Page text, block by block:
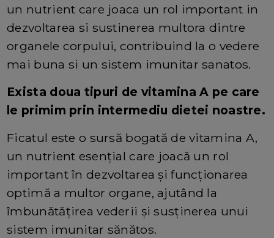
un nutrient care joaca un rol important in
dezvoltarea si sustinerea multora dintre
organele corpului, contribuind la o vedere
mai buna si un sistem imunitar sanatos.
Exista doua tipuri de vitamina A pe care
le primim prin intermediu dietei noastre.
Ficatul este o sursă bogată de vitamina A,
un nutrient esențial care joacă un rol
important în dezvoltarea și funcționarea
optimă a multor organe, ajutând la
îmbunătățirea vederii și susținerea unui
sistem imunitar sănătos.